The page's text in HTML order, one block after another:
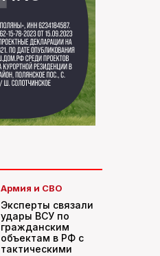
Армия и СВО
Эксперты связали
удары ВСУ по
гражданским
объектам в РФ с
тактическими